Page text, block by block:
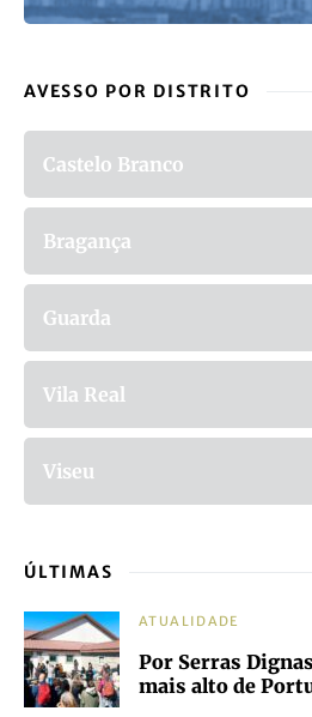
AVESSO POR DISTRITO
Castelo Branco
Bragança
Guarda
Vila Real
Viseu
ÚLTIMAS
ATUALIDADE
Por Serras
mais alto de